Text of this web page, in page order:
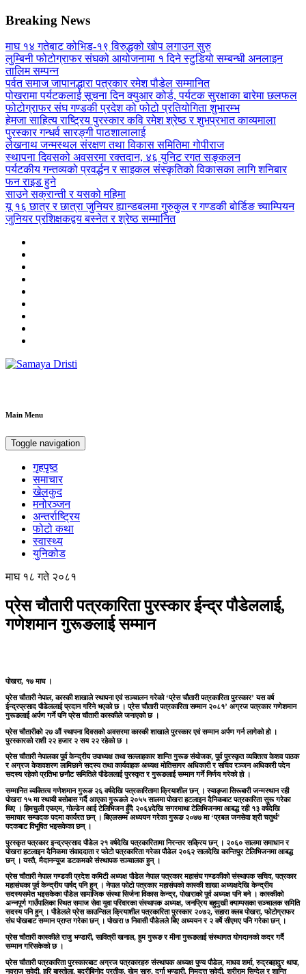
Breaking News
माघ १४ गतेबाट कोभिड-१९ विरुद्धको खोप लगाउन सुरु
लुम्बिनी फोटोग्राफर संघको आयोजनामा १ दिने स्टुडियो सम्बन्धी अनलाइन
तालिम सम्पन्न
पर्वत समाज जापानद्धारा पत्रकार रमेश पौडेल सम्मानित
पोखरामा पर्यटकलाई सूचना दिन क्युआर कोर्ड, पर्यटक सुरक्षाका बारेमा छलफल
फोटोग्राफर संघ गण्डकी प्रदेश को फोटो प्रतियोगिता शुभारम्भ
हेमजा साहित्य राष्ट्रिय पुरस्कार कवि रमेश श्रेष्ठ र शुभप्रभात काव्यमाला
पुरस्कार गन्धर्व सारङ्गी पाठशालालाई
लेखनाथ जन्मस्थल संरक्षण तथा विकास समितिमा गोपीराज
स्थापना दिवसको अवसरमा रक्तदान, ४६ युनिट रगत सङ्कलन
पर्यटकीय गन्तव्यको प्रवर्द्धन र साइकल संस्कृतिको विकासका लागि शनिबार
फन राइड हुने
साउने सक्रान्ती र यसको महिमा
यू १६ छात्र र छात्रा जुनियर ह्यान्डबलमा गुरुकुल र गण्डकी बोर्डिङ च्याम्पियन
जुनियर प्रशिक्षकद्वय बस्नेत र श्रेष्ठ सम्मानित
Main Menu
Toggle navigation
गृहपृष्ठ
समाचार
खेलकुद
मनोरञ्जन
अन्तर्राष्ट्रिय
फोटो कथा
स्वास्थ्य
युनिकोड
माघ १८ गते २०८१
प्रेस चौतारी पत्रकारिता पुरस्कार ईन्द्र पौडेललाई,
गणेशमान गुरूङलाई सम्मान
पोखरा, १७ माघ ।
प्रेस चौतारी नेपाल, कास्की शाखाले स्थापना एवं सञ्चालन गरेको ‘प्रेस चौतारी पत्रकारिता पुरस्कार’ यस वर्ष
ईन्द्रप्रसाद पौडेललाई प्रदान गरिने भएको छ । प्रेस चौतारी पत्रकारिता सम्मान २०८१’ अग्रज पत्रकार गणेशमान
गुरूङलाई अर्पण गर्ने पनि प्रेस चौतारी कास्कीले जनाएको छ ।
प्रेस चौतारीको २७ औं स्थापना दिवसको अवसरमा कास्की शाखाले पुरस्कार एवं सम्मान अर्पण गर्न लागेको हो ।
पुरस्कारको राशी २२ हजार २ सय २२ रहेको छ ।
प्रेस चौतारी नेपालका पूर्व केन्द्रीय उपाध्यक्ष तथा सल्लाहकार शान्ति गुरूङ संयोजक, पूर्व पुरस्कृत व्यक्तित्व केशव पाठक
र अग्रज केशवशरण लामिछाने सदस्य तथा कार्यवाहक अध्यक्ष मोतिसागर अधिकारी र सचिव रञ्जन अधिकारी पदेन
सदस्य रहेको प्रतिभा छनौट समितिले पौडेललाई पुरस्कृत र गुरूङलाई सम्मान गर्ने निर्णय गरेको हो ।
सम्मानित व्यक्तित्व गणेशमान गुरूङ २६ वर्षदेखि पत्रकारितामा क्रियाशील छन् । स्याङ्जा सिरूबारी जन्मस्थान रही
पोखरा १५ मा स्थायी बसोबास गर्दै आएका गुरूङले २०५५ सालमा पोखरा हटलाइन दैनिकबाट पत्रकारिता सुरू गरेका
थिए । हिमचुली एफएम, गोल्डेन आई टेलिभिजन हुँदै २०६४देखि सगरमाथा टेलिभिजनमा आबद्ध रही १३ वर्षदेखि
समाचार सम्पादक पदमा कार्यरत छन् । बिएलसम्म अध्ययन गरेका गुरूङ २०७७ मा ‘प्रबल जनसेवा श्री चतुर्थ’
पदकबाट विभूषित भइसकेका छन् ।
पुरस्कृत पत्रकार इन्द्रप्रसाद पौडेल २१ वर्षदेखि पत्रकारितामा निरन्तर सक्रिय छन् । २०६० सालमा समाधान र
पोखरा हटलाइन दैनिकमा संवाददाता र फोटो पत्रकारिता गरेका पौडेल २०६२ सालदेखि कान्तिपुर टेलिभिजनमा आबद्ध
छन् । यस्तै, मैदानन्यूज डटकमको संस्थापक सञ्चालक हुन् ।
प्रेस चौतारी नेपाल गण्डकी प्रदेश कमिटी अध्यक्ष पौडेल नेपाल पत्रकार महासंघ गण्डकीको संस्थापक सचिव, पत्रकार
महासंघका पूर्व केन्द्रीय पार्षद् पनि हुन् । नेपाल फोटो पत्रकार महासंघको कास्की शाखा अध्यक्षदेखि केन्द्रीय
सदस्यसमेत भइसकेका पौडेल सामाजिक संस्था सिर्जना विकास केन्द्र, पोखराको पूर्व अध्यक्ष पनि बने । कास्कीको
अन्नपूर्ण गाउँपालिका स्थित समाज सेवा युवा परिवारका संस्थापक अध्यक्ष, जनप्रिय बहुमुखी क्याम्पसका सञ्चालक समिति
सदस्य पनि हुन् । पौडेलले प्रेस काउन्सिल क्रियाशील पत्रकारिता पुरस्कार २०७२, सहारा क्लब पोखरा, फोटोग्राफर
संघ पोखबाट सम्मान प्राप्त गरेका छन् । पोखरा ७ निवासी पौडेलले बिए अध्ययन र २ वर्षे सीएमए पनि गरेका छन् ।
प्रेस चौतारी कास्कीले राजु भण्डारी, सावित्री खनाल, हुम गुरूङ र मीना गुरूङलाई संस्थागत योगदानको कदर गर्दै
सम्मान गरिसकेको छ ।
प्रेस चौतारी पत्रकारिता पुरस्कारबाट अग्रज पत्रकारहरु संस्थापक अध्यक्ष पुण्य पौडेल, माधव शर्मा, रुद्रबहादुर थापा,
नवराज सुवेदी, हरि बास्तोला, बद्रीबिनोद प्रतीक, खेम सारु, दुर्गा भण्डारी, निमदत्त सुवेदी, श्रीराम सिग्देल र शान्ति